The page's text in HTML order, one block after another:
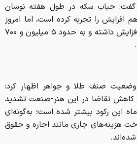
گفت: حباب سکه در طول هفته نوسان
را تجربه کرده است، اما امروز
حدود ۵۰۰ هزار تومان افزایش داشته و به حدود ۵ میلیون و ۷۰۰
وضعیت صنف طلا و جواهر اظهار کرد:
و کاهش تقاضا در این هنر-صنعت تشدید
این رکود بیشتر شده است؛ به‌گونه‌ای
هزینه‌های جاری مانند اجاره و حقوق